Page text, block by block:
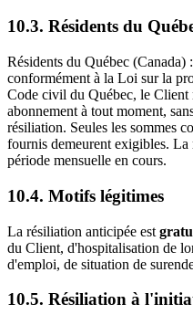
10.3. Résidents du
Résidents du Québec (Canada)
conformément à la Loi sur la
Code civil du Québec, le Client
abonnement à tout moment,
résiliation. Seules les sommes
fournis demeurent exigibles.
période mensuelle en cours.
10.4. Motifs légitimes
La résiliation anticipée est
du Client, d'hospitalisation de
d'emploi, de situation de
10.5. Résiliation à